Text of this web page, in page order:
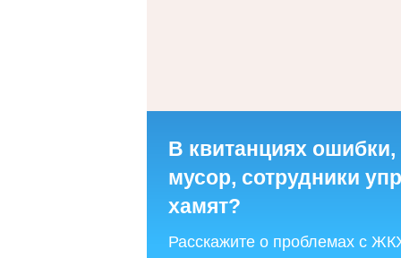
В квитанциях
мусор, сотрудники
хамят?
Расскажите о проблемах с